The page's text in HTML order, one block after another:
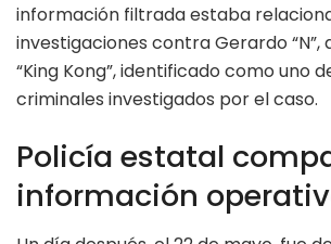
información filtrada estaba
investigaciones contra Gerardo “N”,
“King Kong”, identificado como uno
criminales investigados por el caso.
Policía estatal
información